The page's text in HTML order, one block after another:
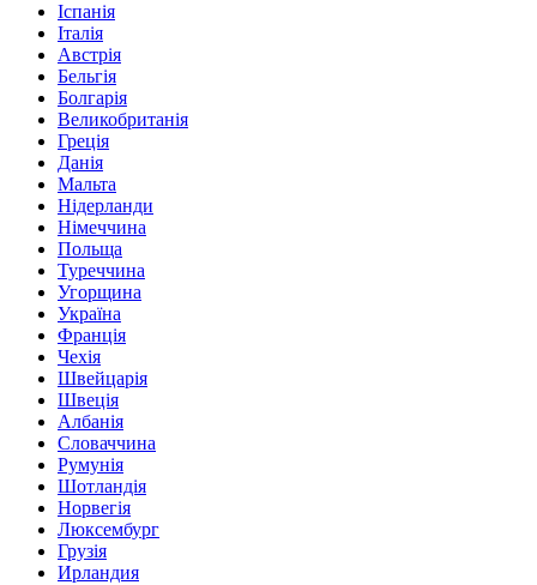
Іспанія
Італія
Австрія
Бельгія
Болгарія
Великобританія
Греція
Данія
Мальта
Нідерланди
Німеччина
Польща
Туреччина
Угорщина
Україна
Франція
Чехія
Швейцарія
Швеція
Албанія
Словаччина
Румунія
Шотландія
Норвегія
Люксембург
Грузія
Ирландия